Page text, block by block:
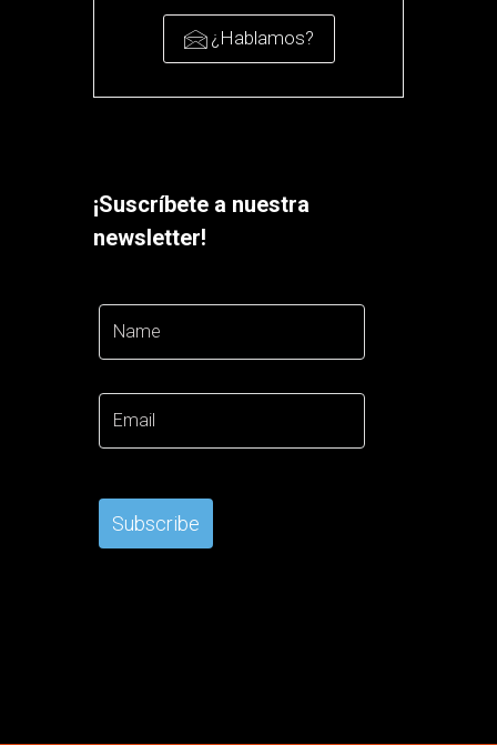
¿Hablamos?
¡Suscríbete a nuestra
newsletter!